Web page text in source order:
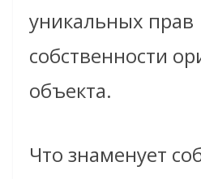
уникальных прав
собственности
объекта.
Что знаменует